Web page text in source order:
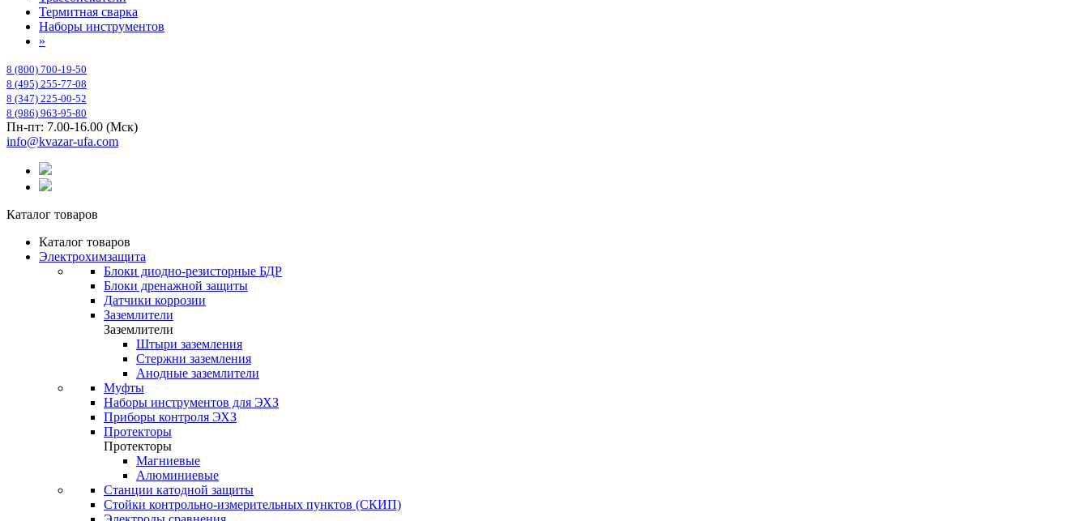
Термитная сварка
Наборы инструментов
»
8 (800) 700-19-50
8 (495) 255-77-08
8 (347) 225-00-52
8 (986) 963-95-80
Пн-пт: 7.00-16.00 (Мск)
info@kvazar-ufa.com
Каталог товаров
Каталог товаров
Электрохимзащита
Блоки диодно-резисторные БДР
Блоки дренажной защиты
Датчики коррозии
Заземлители
Заземлители
Штыри заземления
Стержни заземления
Анодные заземлители
Муфты
Наборы инструментов для ЭХЗ
Приборы контроля ЭХЗ
Протекторы
Протекторы
Магниевые
Алюминиевые
Станции катодной защиты
Стойки контрольно-измерительных пунктов (СКИП)